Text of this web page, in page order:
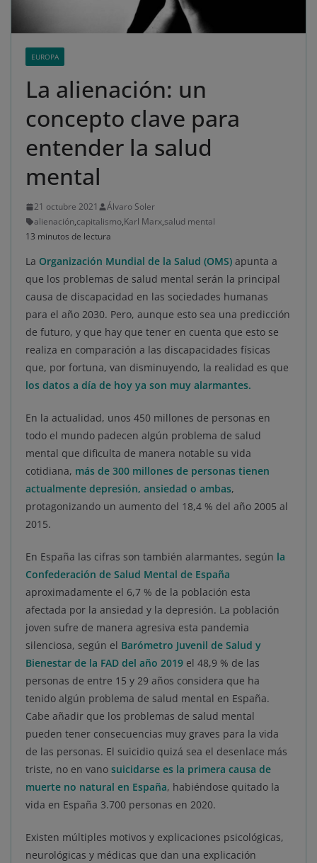
EUROPA
La alienación: un
concepto clave para
entender la salud
mental
21 octubre 2021
Álvaro Soler
alienación,capitalismo,Karl Marx,salud mental
13 minutos de lectura
La Organización Mundial de la Salud (OMS) apunta a
que los problemas de salud mental serán la principal
causa de discapacidad en las sociedades humanas
para el año 2030. Pero, aunque esto sea una predicción
de futuro, y que hay que tener en cuenta que esto se
realiza en comparación a las discapacidades físicas
que, por fortuna, van disminuyendo, la realidad es que
los datos a día de hoy ya son muy alarmantes.
En la actualidad, unos 450 millones de personas en
todo el mundo padecen algún problema de salud
mental que dificulta de manera notable su vida
cotidiana, más de 300 millones de personas tienen
actualmente depresión, ansiedad o ambas,
protagonizando un aumento del 18,4 % del año 2005 al
2015.
En España las cifras son también alarmantes, según la
Confederación de Salud Mental de España
aproximadamente el 6,7 % de la población esta
afectada por la ansiedad y la depresión. La población
joven sufre de manera agresiva esta pandemia
silenciosa, según el Barómetro Juvenil de Salud y
Bienestar de la FAD del año 2019 el 48,9 % de las
personas de entre 15 y 29 años considera que ha
tenido algún problema de salud mental en España.
Cabe añadir que los problemas de salud mental
pueden tener consecuencias muy graves para la vida
de las personas. El suicidio quizá sea el desenlace más
triste, no en vano suicidarse es la primera causa de
muerte no natural en España, habiéndose quitado la
vida en España 3.700 personas en 2020.
Existen múltiples motivos y explicaciones psicológicas,
neurológicas y médicas que dan una explicación